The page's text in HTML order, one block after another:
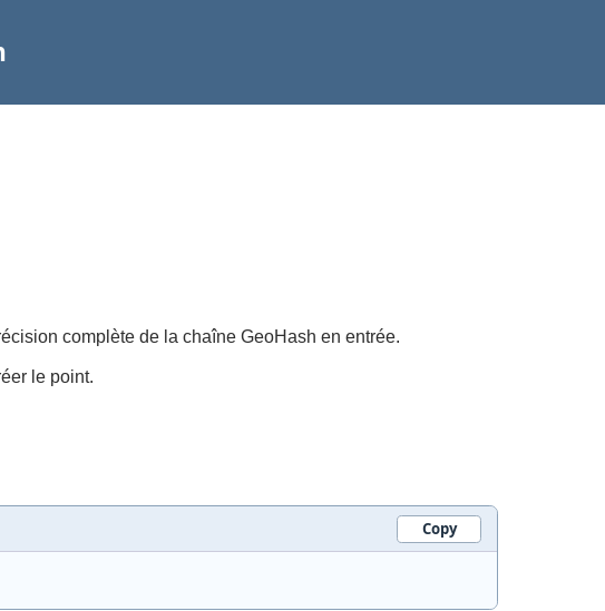
complète de la chaîne GeoHash en entrée.
le point.
Copy